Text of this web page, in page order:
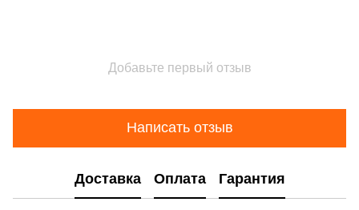
Добавьте первый отзыв
Написать отзыв
Доставка Оплата Гарантия